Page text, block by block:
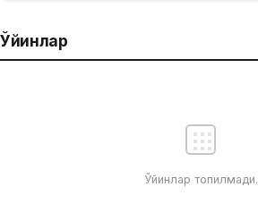
Ўйинлар
Ўйинлар топилмади.